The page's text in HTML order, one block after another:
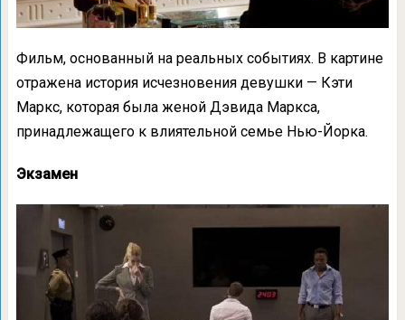
Фильм, основанный на реальных событиях. В картине
отражена история исчезновения девушки — Кэти
Маркс, которая была женой Дэвида Маркса,
принадлежащего к влиятельной семье Нью-Йорка.
Экзамен